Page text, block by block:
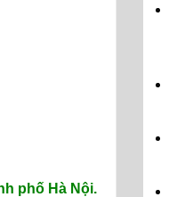
phố Hà Nội.